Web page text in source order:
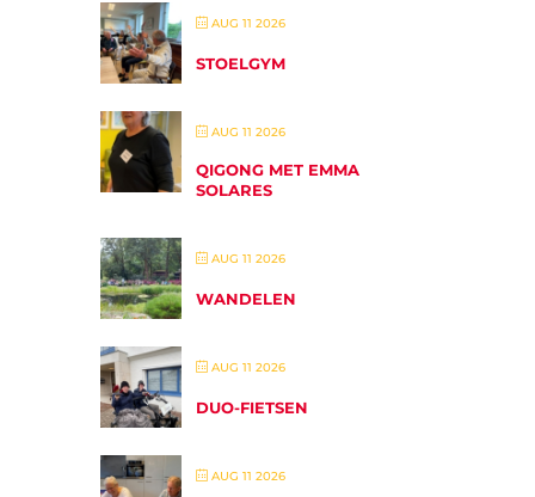
AUG 11 2026
STOELGYM
AUG 11 2026
QIGONG MET EMMA
SOLARES
AUG 11 2026
WANDELEN
AUG 11 2026
DUO-FIETSEN
AUG 11 2026